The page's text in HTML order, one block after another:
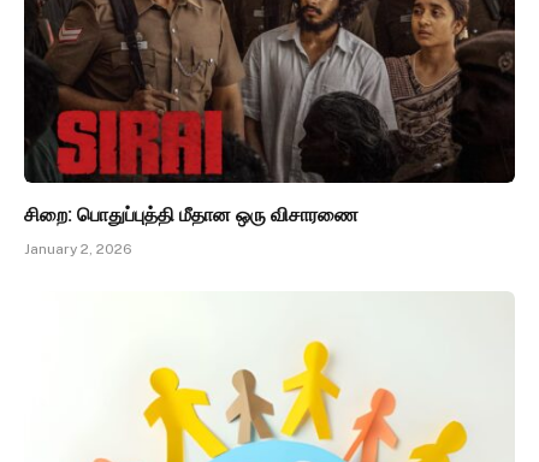
சிறை: பொதுப்புத்தி மீதான ஒரு விசாரணை
January 2, 2026